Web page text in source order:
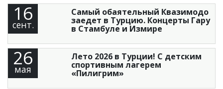
16
сент.
Самый обаятельный Квазимодо
заедет в Турцию. Концерты Гару
в Стамбуле и Измире
26
мая
Лето 2026 в Турции! С детским
спортивным лагерем
«Пилигрим»